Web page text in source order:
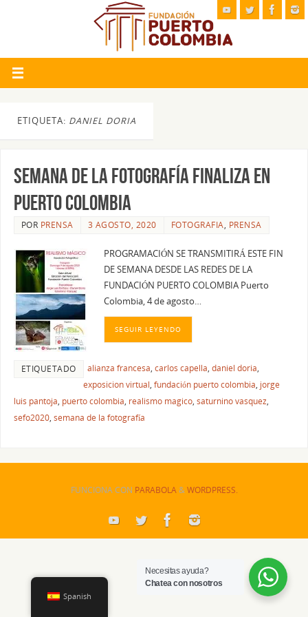
ETIQUETA: DANIEL DORIA
SEMANA DE LA FOTOGRAFÍA FINALIZA EN
PUERTO COLOMBIA
POR PRENSA 3 AGOSTO, 2020 FOTOGRAFIA, PRENSA
PROGRAMACIÓN SE TRANSMITIRÁ ESTE FIN
DE SEMANA DESDE LAS REDES DE LA
FUNDACIÓN PUERTO COLOMBIA Puerto
Colombia, 4 de agosto…
SEGUIR LEYENDO
ETIQUETADO alianza francesa, carlos capella, daniel doria,
exposicion virtual, fundación puerto colombia, jorge
luis pantoja, puerto colombia, realismo magico, saturnino vasquez,
sefo2020, semana de la fotografía
FUNCIONA CON PARABOLA&WORDPRESS.
Spanish
Necesitas ayuda?
Chatea con nosotros